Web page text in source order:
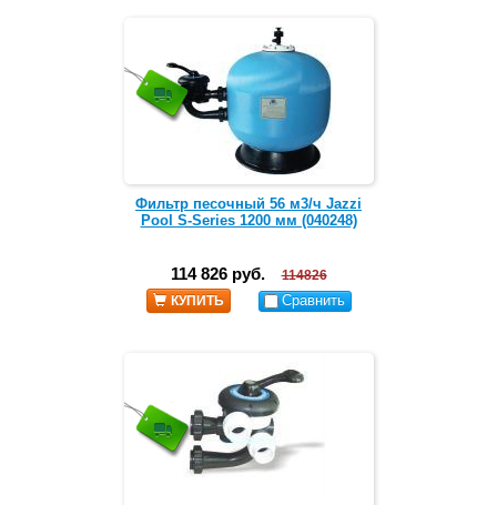
Фильтр песочный 56 м3/ч Jazzi
Pool S-Series 1200 мм (040248)
114 826 руб.
114826
КУПИТЬ
Сравнить